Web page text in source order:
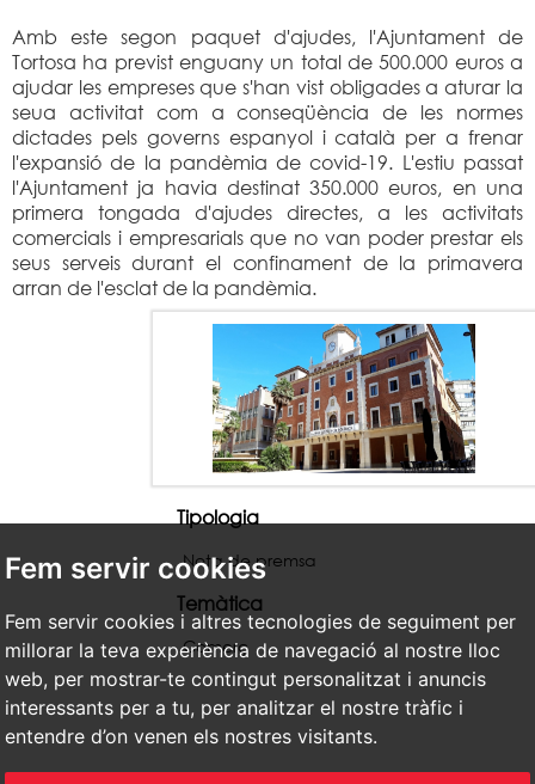
Fem servir cookies
Fem servir cookies i altres tecnologies de seguiment per
millorar la teva experiència de navegació al nostre lloc
web, per mostrar-te contingut personalitzat i anuncis
interessants per a tu, per analitzar el nostre tràfic i
entendre d’on venen els nostres visitants.
Amb este segon paquet d'ajudes, l'Ajuntament de
Tortosa ha previst enguany un total de 500.000 euros a
ajudar les empreses que s'han vist obligades a aturar la
seua activitat com a conseqüència de les normes
dictades pels governs espanyol i català per a frenar
l'expansió de la pandèmia de covid-19. L'estiu passat
l'Ajuntament ja havia destinat 350.000 euros, en una
primera tongada d'ajudes directes, a les activitats
comercials i empresarials que no van poder prestar els
seus serveis durant el confinament de la primavera
arran de l'esclat de la pandèmia.
Tipologia
Nota de premsa
Temàtica
Comerç